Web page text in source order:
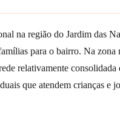
na região do Jardim das
para o bairro. Na zona
relativamente consolidada
que atendem crianças e